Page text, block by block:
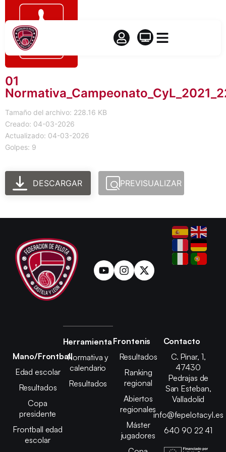
01
Tamaño del archivo: 228.16 KB
Creado: 04-03-2026
Actualizado: 04-03-2026
Golpes: 9
DESCARGAR PREVISUALIZAR
Mano/Frontball
Edad escolar
Resultados
Copa
presidente
Frontball edad
escolar
Herramienta
Normativa y
calendario
Resultados
Frontenis
Resultados
Ranking
regional
Abiertos
regionales
Máster
jugadores
Contacto
C. Pinar, 1,
47430
Pedrajas de
San Esteban,
Valladolid
info@fepelotacyl.es
640 90 22 41